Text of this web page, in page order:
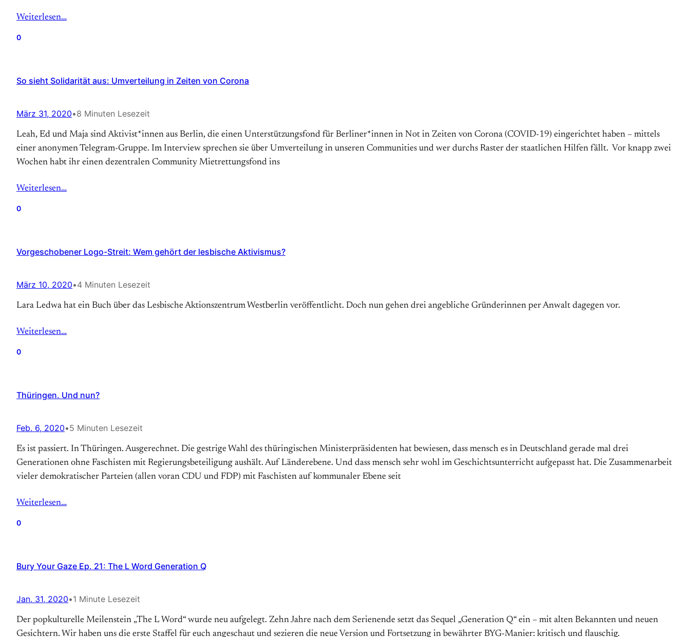
Weiterlesen…
0
So sieht Solidarität aus: Umverteilung in Zeiten von Corona
März 31, 2020•8 Minuten Lesezeit
Leah, Ed und Maja sind Aktivist*innen aus Berlin, die einen Unterstützungsfond für Berliner*innen in Not in Zeiten von Corona (COVID-19) eingerichtet haben – mittels
einer anonymen Telegram-Gruppe. Im Interview sprechen sie über Umverteilung in unseren Communities und wer durchs Raster der staatlichen Hilfen fällt. Vor knapp zwei
Wochen habt ihr einen dezentralen Community Mietrettungsfond ins
Weiterlesen…
0
Vorgeschobener Logo-Streit: Wem gehört der lesbische Aktivismus?
März 10, 2020•4 Minuten Lesezeit
Lara Ledwa hat ein Buch über das Lesbische Aktionszentrum Westberlin veröffentlicht. Doch nun gehen drei angebliche Gründerinnen per Anwalt dagegen vor.
Weiterlesen…
0
Thüringen. Und nun?
Feb. 6, 2020•5 Minuten Lesezeit
Es ist passiert. In Thüringen. Ausgerechnet. Die gestrige Wahl des thüringischen Ministerpräsidenten hat bewiesen, dass mensch es in Deutschland gerade mal drei
Generationen ohne Faschisten mit Regierungsbeteiligung aushält. Auf Länderebene. Und dass mensch sehr wohl im Geschichtsunterricht aufgepasst hat. Die Zusammenarbeit
vieler demokratischer Parteien (allen voran CDU und FDP) mit Faschisten auf kommunaler Ebene seit
Weiterlesen…
0
Bury Your Gaze Ep. 21: The L Word Generation Q
Jan. 31, 2020•1 Minute Lesezeit
Der popkulturelle Meilenstein „The L Word“ wurde neu aufgelegt. Zehn Jahre nach dem Serienende setzt das Sequel „Generation Q“ ein – mit alten Bekannten und neuen
Gesichtern. Wir haben uns die erste Staffel für euch angeschaut und sezieren die neue Version und Fortsetzung in bewährter BYG-Manier: kritisch und flauschig.